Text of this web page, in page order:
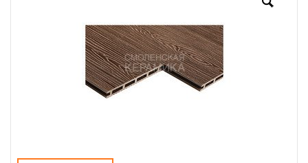
Сотрудничество
Галерея объектов